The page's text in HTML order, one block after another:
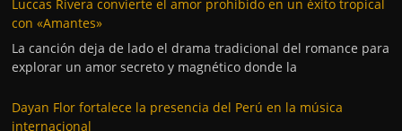
Luccas Rivera convierte el amor prohibido en un éxito tropical
con «Amantes»
La canción deja de lado el drama tradicional del romance para
explorar un amor secreto y magnético donde la
Dayan Flor fortalece la presencia del Perú en la música
internacional